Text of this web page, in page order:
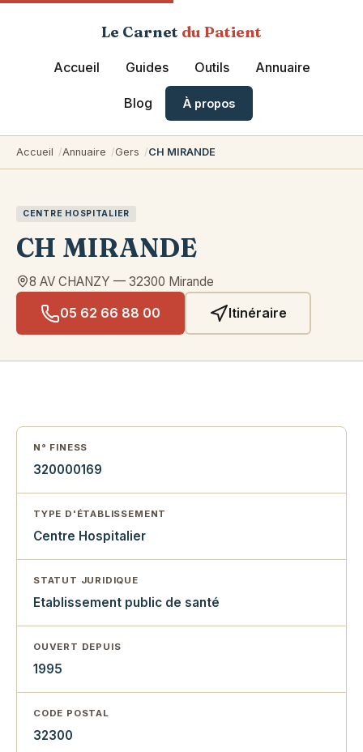
Le Carnet du Patient
Accueil Guides Outils Annuaire
Blog À propos
Accueil Annuaire Gers CH MIRANDE
CENTRE HOSPITALIER
CH MIRANDE
8 AV CHANZY — 32300 Mirande
05 62 66 88 00 Itinéraire
N° FINESS
320000169
TYPE D'ÉTABLISSEMENT
Centre Hospitalier
STATUT JURIDIQUE
Etablissement public de santé
OUVERT DEPUIS
1995
CODE POSTAL
32300